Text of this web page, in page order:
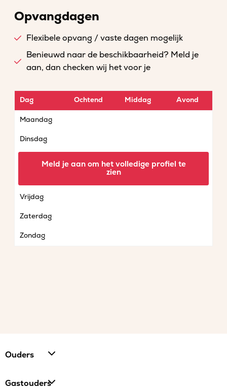
Opvangdagen
Flexibele opvang / vaste dagen mogelijk
Benieuwd naar de beschikbaarheid? Meld je
aan, dan checken wij het voor je
Dag Ochtend Middag Avond
Maandag
Dinsdag
Vrijdag
Zaterdag
Zondag
Meld je aan om het volledige profiel te
zien
Ouders
Gastouders